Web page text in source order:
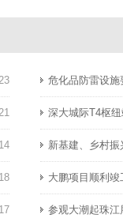
危化品防雷设
深大城际T4枢
新基建、乡村
大鹏项目顺利竣
参观大潮起珠